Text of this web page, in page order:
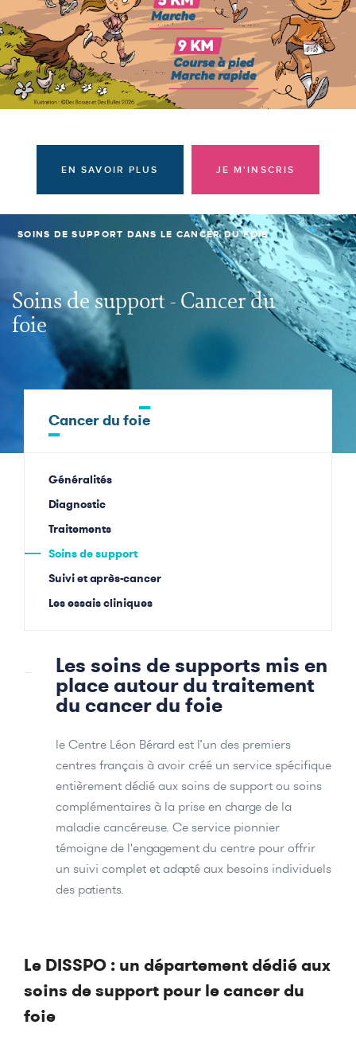
Actualités
Prendre rendez-vous
EN SAVOIR PLUS JE M'INSCRIS
SOINS DE SUPPORT DANS LE CANCER DU FOIE
Soins de support - Cancer du
foie
Cancer du foie
Généralités
Diagnostic
Traitements
Soins de support
Suivi et après-cancer
Les essais cliniques
Les soins de supports mis en
place autour du traitement
du cancer du foie
le Centre Léon Bérard est l’un des premiers
centres français à avoir créé un service spécifique
entièrement dédié aux soins de support ou soins
complémentaires à la prise en charge de la
maladie cancéreuse. Ce service pionnier
témoigne de l'engagement du centre pour offrir
un suivi complet et adapté aux besoins individuels
des patients.
Le DISSPO : un département dédié aux
soins de support pour le cancer du
foie